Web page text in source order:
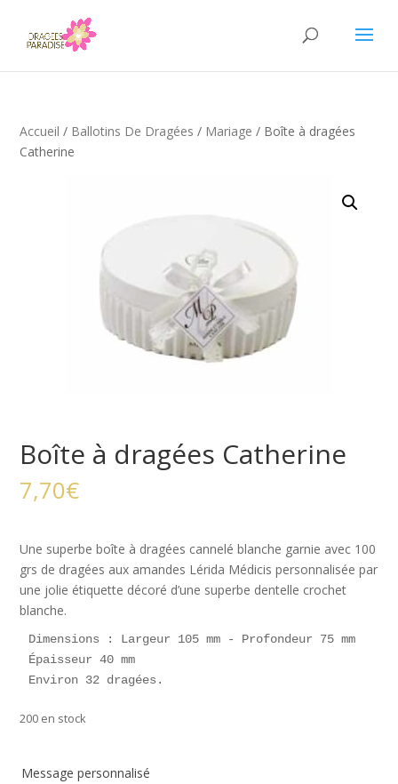
Accueil / Ballotins De Dragées / Mariage / Boîte à dragées
Catherine
Boîte à dragées Catherine
7,70€
Une superbe boîte à dragées cannelé blanche garnie avec 100
grs de dragées aux amandes Lérida Médicis personnalisée par
une jolie étiquette décoré d’une superbe dentelle crochet
blanche.
Dimensions : Largeur 105 mm - Profondeur 75 mm
Épaisseur 40 mm
Environ 32 dragées.
200 en stock
Message personnalisé